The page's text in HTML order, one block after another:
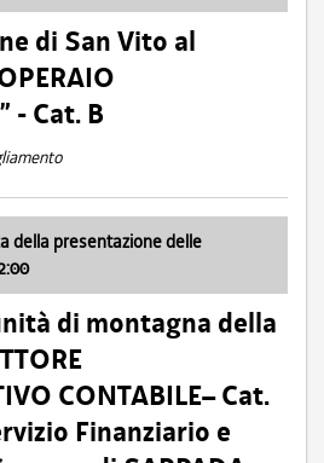
di San Vito al
- Cat. B
della presentazione delle
di montagna della
CONTABILE– Cat.
Finanziario e